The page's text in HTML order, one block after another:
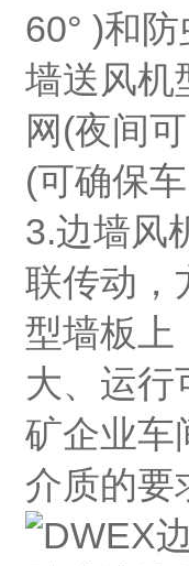
60° )和
墙送风机
网(夜间
(可确保
3.边墙风
联传动，
型墙板上
大、运行
矿企业车
介质的要